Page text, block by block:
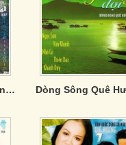
Tình Khúc Trần Thiện Thanh - CD3